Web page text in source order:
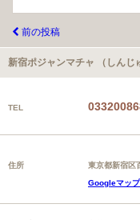
前の投稿
新宿ポジャンマチャ （しんじ
TEL
住所
東京都新宿区
Googleマップ